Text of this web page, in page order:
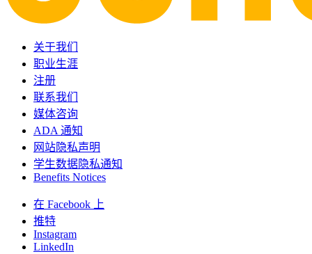
关于我们
职业生涯
注册
联系我们
媒体咨询
ADA 通知
网站隐私声明
学生数据隐私通知
Benefits Notices
在 Facebook 上
推特
Instagram
LinkedIn